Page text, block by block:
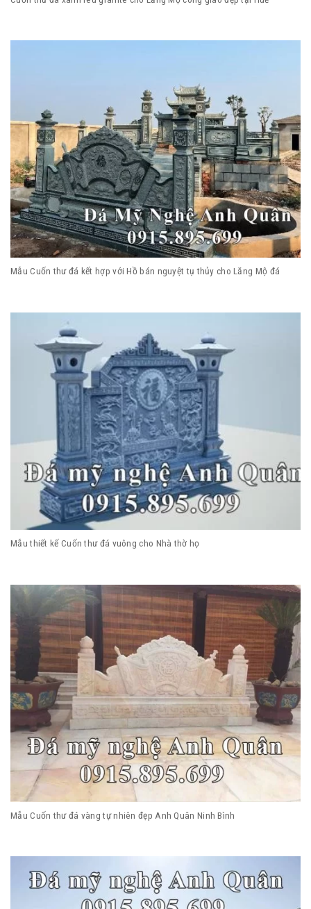
Mẫu Cuốn thư đá kết hợp với Hồ bán nguyệt tụ thủy cho Lăng Mộ đá
Mẫu thiết kế Cuốn thư đá vuông cho Nhà thờ họ
Mẫu Cuốn thư đá vàng tự nhiên đẹp Anh Quân Ninh Bình